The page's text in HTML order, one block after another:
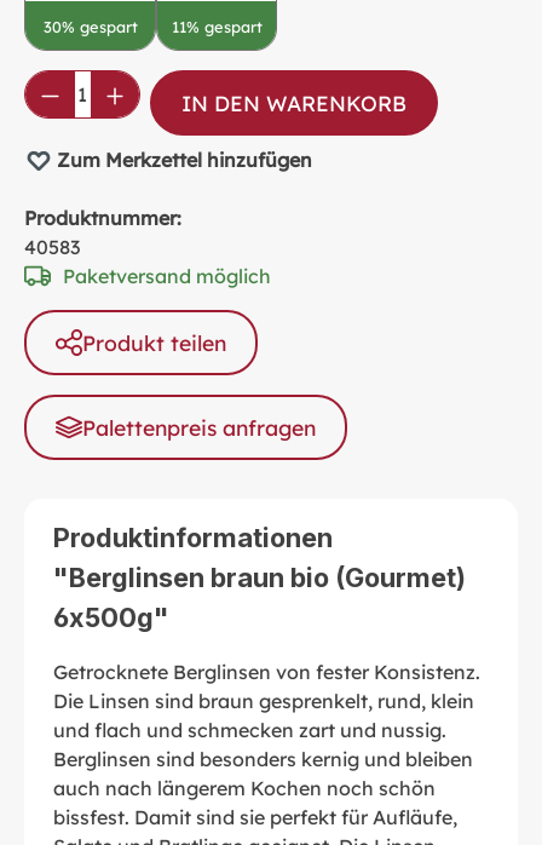
30% gespart 11% gespart
Produkt Anzahl: Gib den gewünschten
IN DEN WARENKORB
Zum Merkzettel hinzufügen
Produktnummer:
40583
Paketversand möglich
Produkt teilen
Palettenpreis anfragen
Produktinformationen
"Berglinsen braun bio (Gourmet)
6x500g"
Getrocknete Berglinsen von fester Konsistenz.
Die Linsen sind braun gesprenkelt, rund, klein
und flach und schmecken zart und nussig.
Berglinsen sind besonders kernig und bleiben
auch nach längerem Kochen noch schön
bissfest. Damit sind sie perfekt für Aufläufe,